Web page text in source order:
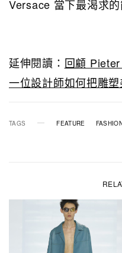
Versace 當下最渴求的
延伸閱讀： 回顧
一位設計師如何把雕
TAGS FEATURE